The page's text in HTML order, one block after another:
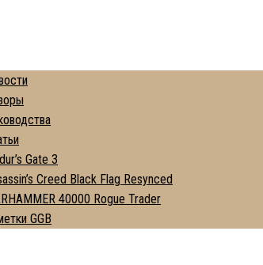
Gate 3
Creed Black Flag Resynced
40000 Rogue Trader
GGB